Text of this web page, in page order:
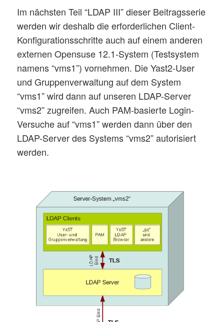
Im nächsten Teil “LDAP III” dieser Beitragsserie
werden wir deshalb die erforderlichen Client-
Konfigurationsschritte auch auf einem anderen
externen Opensuse 12.1-System (Testsystem
namens “vms1”) vornehmen. Die Yast2-User
und Gruppenverwaltung auf dem System
“vms1” wird dann auf unseren LDAP-Server
“vms2” zugreifen. Auch PAM-basierte Login-
Versuche auf “vms1” werden dann über den
LDAP-Server des Systems “vms2” autorisiert
werden.